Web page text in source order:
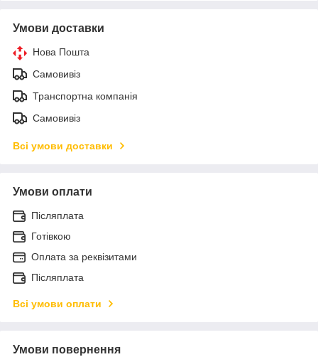
Умови доставки
Нова Пошта
Самовивіз
Транспортна компанія
Самовивіз
Всі умови доставки
Умови оплати
Післяплата
Готівкою
Оплата за реквізитами
Післяплата
Всі умови оплати
Умови повернення